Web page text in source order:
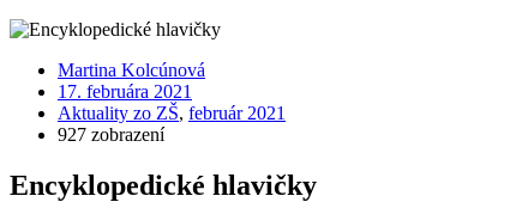
Martina Kolcúnová
17. februára 2021
Aktuality zo ZŠ, február 2021
927 zobrazení
Encyklopedické hlavičky